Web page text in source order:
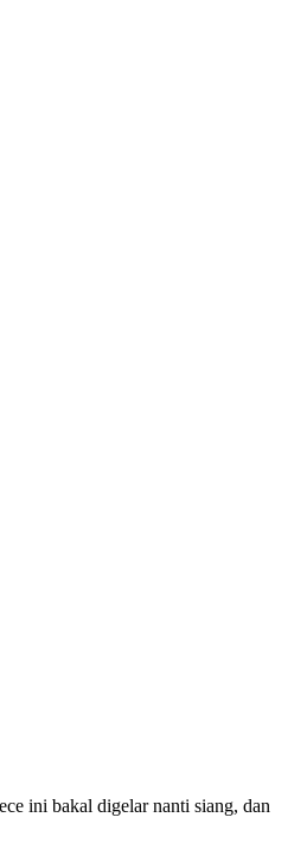
ini bakal digelar nanti siang, dan